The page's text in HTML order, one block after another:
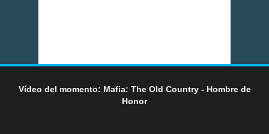
Vídeo del momento: Mafia: The Old Country - Hombre de
Honor